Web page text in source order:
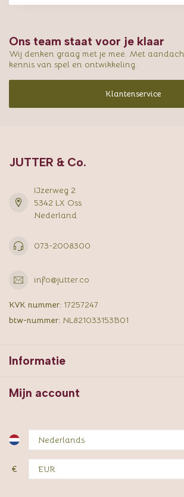
Ons team staat voor je klaar
Wij denken graag met je mee. Met
kennis van spel en ontwikkeling.
Klantenservice
JUTTER & Co.
IJzerweg 2
5342 LX Oss
Nederland
073-2008300
info@jutter.co
KVK nummer: 17257247
btw-nummer: NL821033153B01
Informatie
Mijn account
€